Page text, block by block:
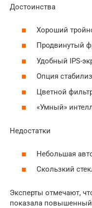
Достоинства
Хороший
Продвинутый
Удобный IPS-
Опция
Цветной
«Умный»
Недостатки
Небольшая
Скользкий
Эксперты отмечают,
показала повышенный